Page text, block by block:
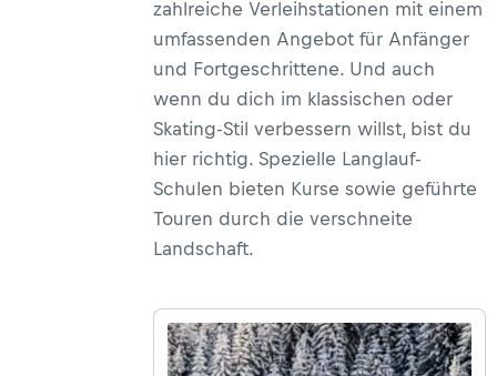
zahlreiche Verleihstationen mit einem
umfassenden Angebot für Anfänger
und Fortgeschrittene. Und auch
wenn du dich im klassischen oder
Skating-Stil verbessern willst, bist du
hier richtig. Spezielle Langlauf-
Schulen bieten Kurse sowie geführte
Touren durch die verschneite
Landschaft.